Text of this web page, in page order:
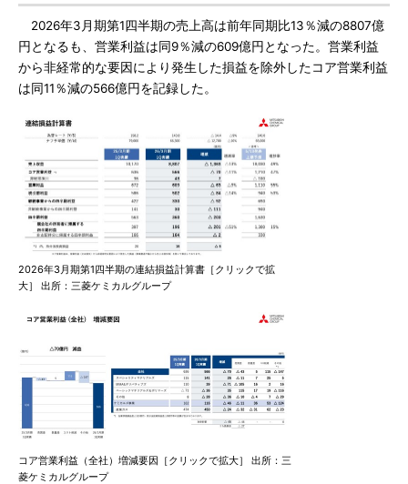
2026年3月期第1四半期の売上高は前年同期比13％減の8807億
円となるも、営業利益は同9％減の609億円となった。営業利益
から非経常的な要因により発生した損益を除外したコア営業利益
は同11％減の566億円を記録した。
2026年3月期第1四半期の連結損益計算書［クリックで拡
大］ 出所：三菱ケミカルグループ
コア営業利益（全社）増減要因［クリックで拡大］ 出所：三
菱ケミカルグループ